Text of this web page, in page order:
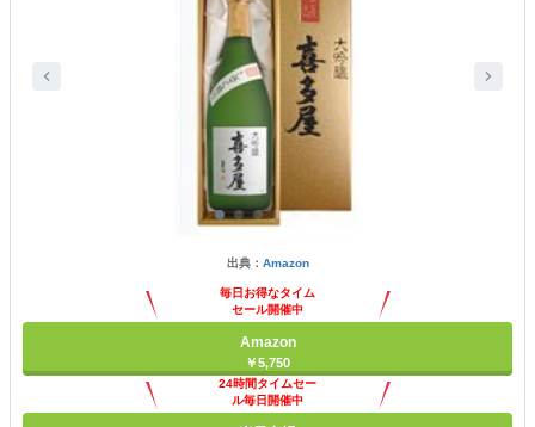
出典： Amazon
毎日お得なタイム
セール開催中
Amazon
￥5,750
24時間タイムセー
ル毎日開催中